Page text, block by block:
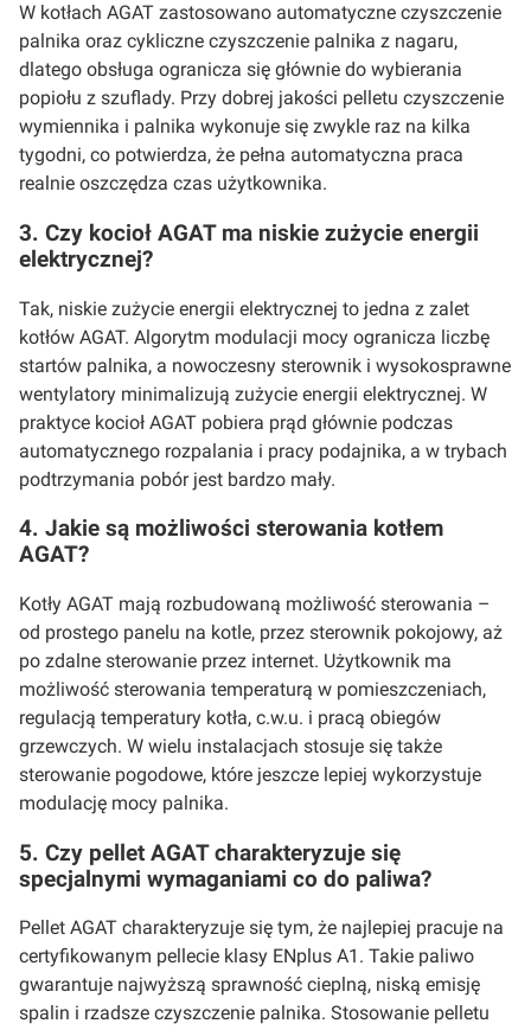
W kotłach AGAT zastosowano automatyczne czyszczenie
palnika oraz cykliczne czyszczenie palnika z nagaru,
dlatego obsługa ogranicza się głównie do wybierania
popiołu z szuflady. Przy dobrej jakości pelletu czyszczenie
wymiennika i palnika wykonuje się zwykle raz na kilka
tygodni, co potwierdza, że pełna automatyczna praca
realnie oszczędza czas użytkownika.
3. Czy kocioł AGAT ma niskie zużycie energii
elektrycznej?
Tak, niskie zużycie energii elektrycznej to jedna z zalet
kotłów AGAT. Algorytm modulacji mocy ogranicza liczbę
startów palnika, a nowoczesny sterownik i wysokosprawne
wentylatory minimalizują zużycie energii elektrycznej. W
praktyce kocioł AGAT pobiera prąd głównie podczas
automatycznego rozpalania i pracy podajnika, a w trybach
podtrzymania pobór jest bardzo mały.
4. Jakie są możliwości sterowania kotłem
AGAT?
Kotły AGAT mają rozbudowaną możliwość sterowania –
od prostego panelu na kotle, przez sterownik pokojowy, aż
po zdalne sterowanie przez internet. Użytkownik ma
możliwość sterowania temperaturą w pomieszczeniach,
regulacją temperatury kotła, c.w.u. i pracą obiegów
grzewczych. W wielu instalacjach stosuje się także
sterowanie pogodowe, które jeszcze lepiej wykorzystuje
modulację mocy palnika.
5. Czy pellet AGAT charakteryzuje się
specjalnymi wymaganiami co do paliwa?
Pellet AGAT charakteryzuje się tym, że najlepiej pracuje na
certyfikowanym pellecie klasy ENplus A1. Takie paliwo
gwarantuje najwyższą sprawność cieplną, niską emisję
spalin i rzadsze czyszczenie palnika. Stosowanie pelletu